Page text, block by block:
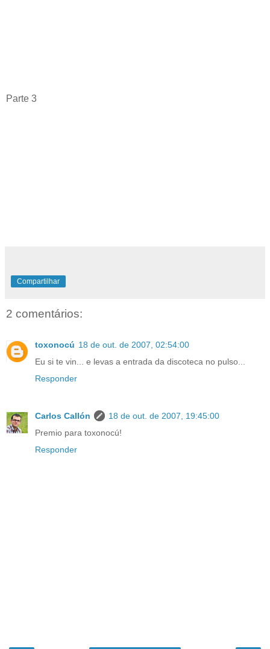
Parte 3
Compartilhar
2 comentários:
toxonocú 18 de out. de 2007, 02:54:00
Eu si te vin... e levas a entrada da discoteca no pulso...
Responder
Carlos Callón
18 de out. de 2007, 19:45:00
Premio para toxonocú!
Responder